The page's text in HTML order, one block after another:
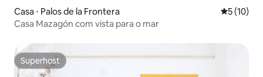
Casa ⋅ Palos de la Frontera 5 de uma
5 (10)
Casa Mazagón com vista para o mar
Superhost
Superhost